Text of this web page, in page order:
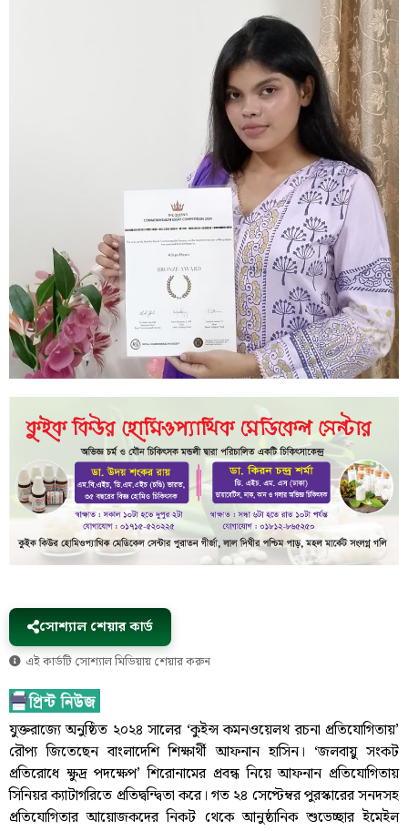
সোশ্যাল শেয়ার কার্ড
এই কার্ডটি সোশ্যাল মিডিয়ায় শেয়ার করুন
যুক্তরাজ্যে অনুষ্ঠিত ২০২৪ সালের ‘কুইন্স কমনওয়েলথ রচনা প্রতিযোগিতায়’
রৌপ্য জিতেছেন বাংলাদেশি শিক্ষার্থী আফনান হাসিন। ‘জলবায়ু সংকট
প্রতিরোধে ক্ষুদ্র পদক্ষেপ’ শিরোনামের প্রবন্ধ নিয়ে আফনান প্রতিযোগিতায়
সিনিয়র ক্যাটাগরিতে প্রতিদ্বন্দ্বিতা করে। গত ২৪ সেপ্টেম্বর পুরস্কারের সনদসহ
প্রতিযোগিতার আয়োজকদের নিকট থেকে আনুষ্ঠানিক শুভেচ্ছার ইমেইল